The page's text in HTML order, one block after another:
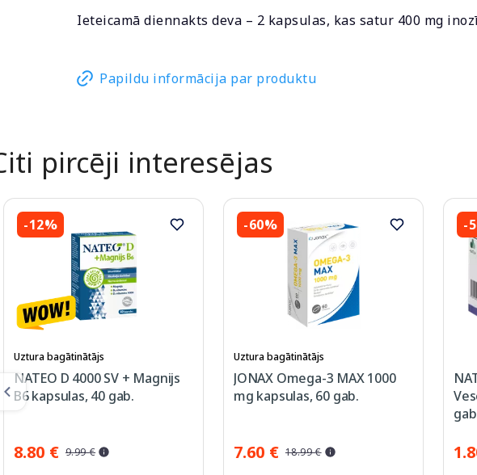
Ieteicamā diennakts deva – 2 kapsulas, kas satur 400 mg
Papildu informācija par produktu
pircēji interesējas
-12%
Uztura bagātinātājs
NATEO D 4000 SV + Magnijs
B6 kapsulas, 40 gab.
8.80 € 9.99 €
-60%
Uztura bagātinātājs
JONAX Omega-3 MAX 1000
mg kapsulas, 60 gab.
7.60 € 18.99 €
-